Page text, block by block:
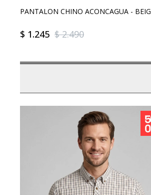
PANTALON CHINO ACONCAGUA -
$ 1.245 $ 2.490